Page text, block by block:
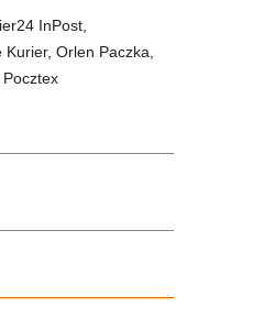
InPost,
Orlen Paczka,